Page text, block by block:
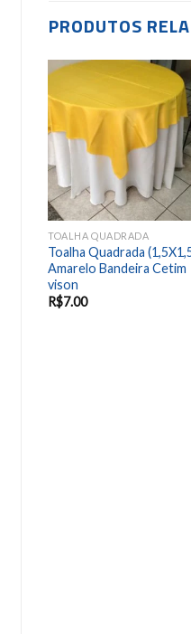
PRODUTOS
Add to
TOALHA QUADRADA
Toalha Quadrada
Amarelo Bandeira Cetim
vison
R$7.00